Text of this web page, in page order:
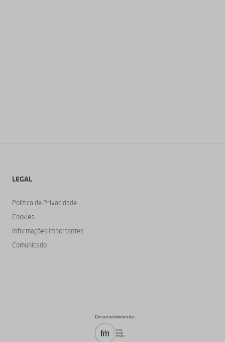
LEGAL
Política de Privacidade
Cookies
Informações Importantes
Comunicado
Desenvolvimento: